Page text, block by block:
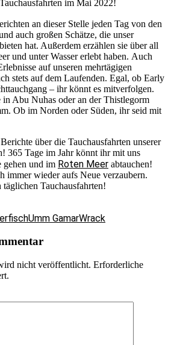
im Mai 2022!
an dieser Stelle jeden Tag von den
auch großen Schätze, die unser
hat. Außerdem erzählen sie über all
und unter Wasser erlebt haben. Auch
auf unseren mehrtägigen
stets auf dem Laufenden. Egal, ob Early
– ihr könnt es mitverfolgen.
Abu Nuhas oder an der Thistlegorm
Ob im Norden oder Süden, ihr seid mit
über die Tauchausfahrten unserer
365 Tage im Jahr könnt ihr mit uns
gehen und im Roten Meer abtauchen!
immer wieder aufs Neue verzaubern.
Tauchausfahrten!
Umm GamarWrack
nicht veröffentlicht. Erforderliche